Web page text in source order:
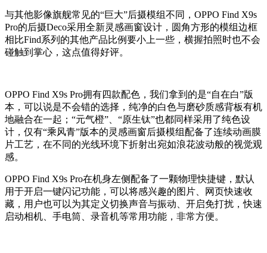
与其他影像旗舰常见的“巨大”后摄模组不同，OPPO Find X9s
Pro的后摄Deco采用全新灵感画窗设计，圆角方形的模组边框
相比Find系列的其他产品比例要小上一些，横握拍照时也不会
碰触到掌心，这点值得好评。
OPPO Find X9s Pro拥有四款配色，我们拿到的是“自在白”版
本，可以说是不会错的选择，纯净的白色与磨砂质感背板有机
地融合在一起；“元气橙”、“原生钛”也都同样采用了纯色设
计，仅有“乘风青”版本的灵感画窗后摄模组配备了连续动画膜
片工艺，在不同的光线环境下折射出宛如浪花波动般的视觉观
感。
OPPO Find X9s Pro在机身左侧配备了一颗物理快捷键，默认
用于开启一键闪记功能，可以将感兴趣的图片、网页快速收
藏，用户也可以为其定义切换声音与振动、开启免打扰，快速
启动相机、手电筒、录音机等常用功能，非常方便。